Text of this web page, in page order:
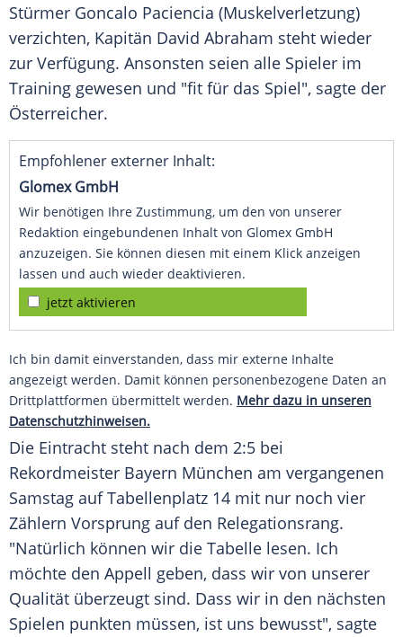
Stürmer Goncalo Paciencia (Muskelverletzung)
verzichten, Kapitän David Abraham steht wieder
zur Verfügung. Ansonsten seien alle Spieler im
Training gewesen und "fit für das Spiel", sagte der
Österreicher.
Empfohlener externer Inhalt:
Glomex GmbH
Wir benötigen Ihre Zustimmung, um den von unserer
Redaktion eingebundenen Inhalt von Glomex GmbH
anzuzeigen. Sie können diesen mit einem Klick anzeigen
lassen und auch wieder deaktivieren.
jetzt aktivieren
Ich bin damit einverstanden, dass mir externe Inhalte
angezeigt werden. Damit können personenbezogene Daten an
Drittplattformen übermittelt werden. Mehr dazu in unseren
Datenschutzhinweisen.
Die Eintracht steht nach dem 2:5 bei
Rekordmeister Bayern München am vergangenen
Samstag auf Tabellenplatz 14 mit nur noch vier
Zählern Vorsprung auf den Relegationsrang.
"Natürlich können wir die Tabelle lesen. Ich
möchte den Appell geben, dass wir von unserer
Qualität überzeugt sind. Dass wir in den nächsten
Spielen punkten müssen, ist uns bewusst", sagte